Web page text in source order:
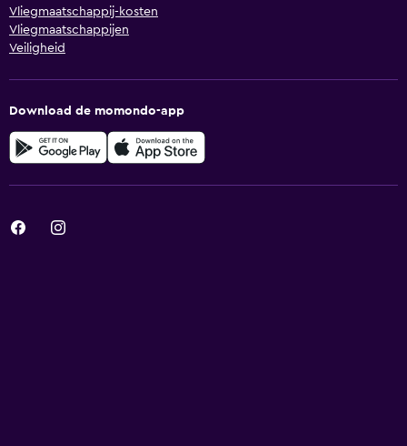
Vliegmaatschappij-kosten
Vliegmaatschappijen
Veiligheid
Download de momondo-app